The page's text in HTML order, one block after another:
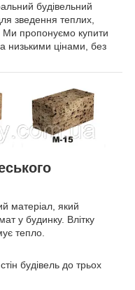
будівельний
зведення теплих,
Ми пропонуємо купити
низькими цінами, без
матеріал, який
у будинку. Влітку
тепло.
будівель до трьох